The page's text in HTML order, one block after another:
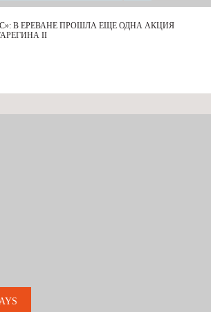
В ЕРЕВАНЕ ПРОШЛА ЕЩЕ ОДНА АКЦИЯ
II